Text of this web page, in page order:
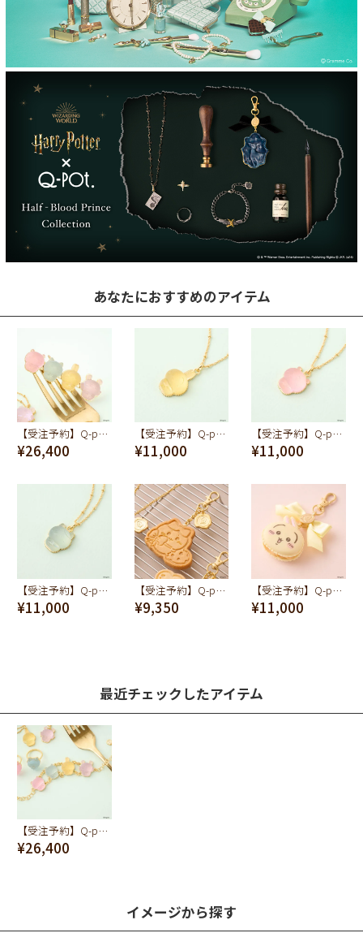
あなたにおすすめのアイテム
【受注予約】Q-pot. ちいかわ パートドゥフリュイ ブローチ (みんな)
¥26,400
【受注予約】Q-pot. ちいかわ パートドゥフリュイ ネックレス(うさぎ)
¥11,000
【受注予約】Q-pot. ちいかわ パートドゥフリュイ ネックレス(ちいかわ)
¥11,000
【受注予約】Q-pot. ちいかわ パートドゥフリュイ ネックレス(ハチワレ)
¥11,000
【受注予約】Q-pot. ちいかわ プレーンクッキー バッグチャーム（ハチワレ）
¥9,350
【受注予約】Q-pot. ちいかわ マカロン バッグチャーム（うさぎ）
¥11,000
最近チェックしたアイテム
【受注予約】Q-pot. ちいかわ パートドゥフリュイ ブレスレット (みんな)
¥26,400
イメージから探す